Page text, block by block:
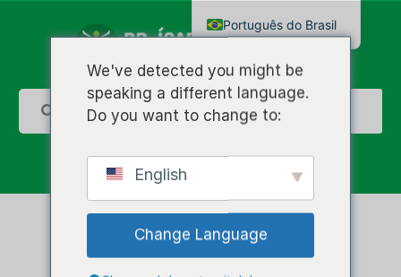
We've detected you might be
speaking a different language.
Do you want to change to:
English
Change Language
Português do Brasil